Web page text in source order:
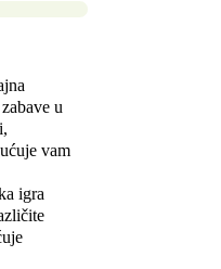
u
vam
igra